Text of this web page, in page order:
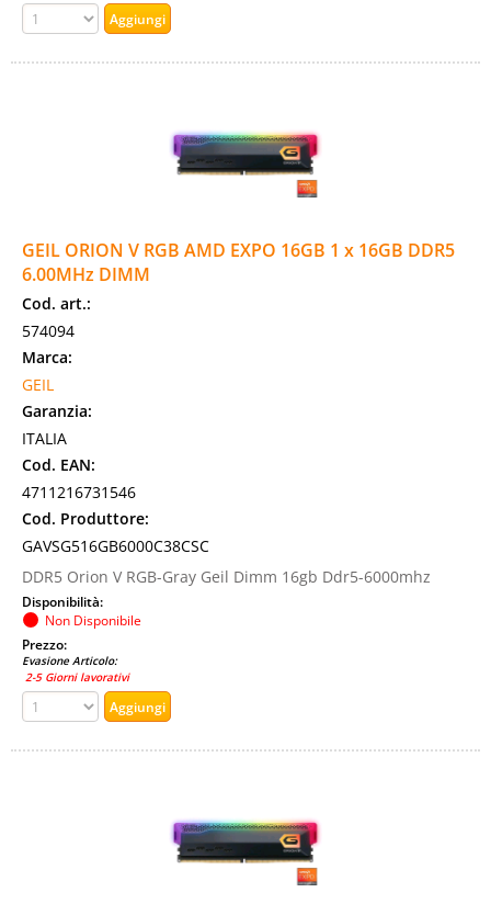
GEIL ORION V RGB AMD EXPO 16GB 1 x 16GB DDR5
6.00MHz DIMM
Cod. art.:
574094
Marca:
GEIL
Garanzia:
ITALIA
Cod. EAN:
4711216731546
Cod. Produttore:
GAVSG516GB6000C38CSC
DDR5 Orion V RGB-Gray Geil Dimm 16gb Ddr5-6000mhz
Disponibilità:
Non Disponibile
Prezzo:
Evasione Articolo:
2-5 Giorni lavorativi